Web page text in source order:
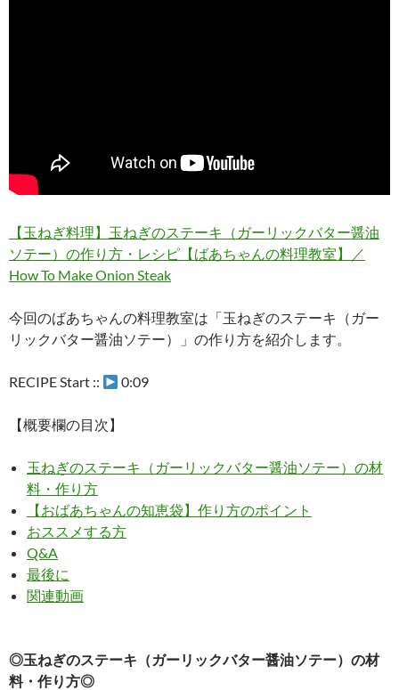
【玉ねぎ料理】玉ねぎのステーキ（ガーリックバター醤油
ソテー）の作り方・レシピ【ばあちゃんの料理教室】／
How To Make Onion Steak
今回のばあちゃんの料理教室は「玉ねぎのステーキ（ガー
リックバター醤油ソテー）」の作り方を紹介します。
RECIPE Start :: 0:09
【概要欄の目次】
玉ねぎのステーキ（ガーリックバター醤油ソテー）の材
料・作り方
【おばあちゃんの知恵袋】作り方のポイント
おススメする方
Q&A
最後に
関連動画
◎玉ねぎのステーキ（ガーリックバター醤油ソテー）の材
料・作り方◎